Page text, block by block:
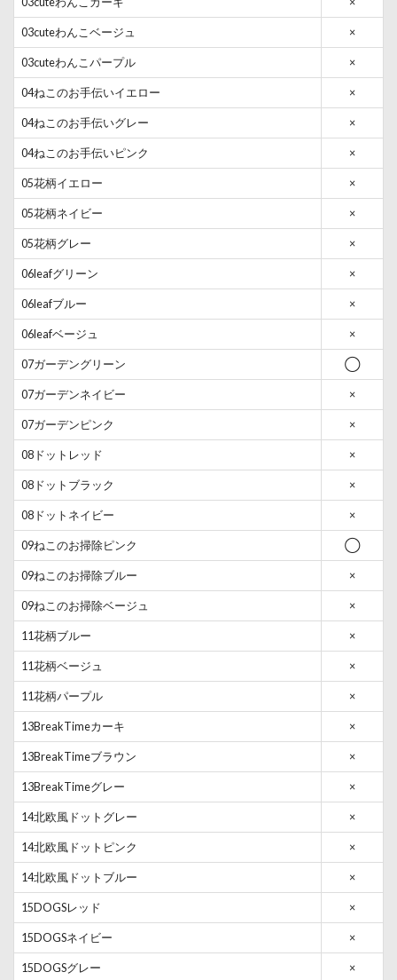
03cuteわんこベージュ ×
03cuteわんこパープル ×
04ねこのお手伝いイエロー ×
04ねこのお手伝いグレー ×
04ねこのお手伝いピンク ×
05花柄イエロー ×
05花柄ネイビー ×
05花柄グレー ×
06leafグリーン ×
06leafブルー ×
06leafベージュ ×
07ガーデングリーン ◯
07ガーデンネイビー ×
07ガーデンピンク ×
08ドットレッド ×
08ドットブラック ×
08ドットネイビー ×
09ねこのお掃除ピンク ◯
09ねこのお掃除ブルー ×
09ねこのお掃除ベージュ ×
11花柄ブルー ×
11花柄ベージュ ×
11花柄パープル ×
13BreakTimeカーキ ×
13BreakTimeブラウン ×
13BreakTimeグレー ×
14北欧風ドットグレー ×
14北欧風ドットピンク ×
14北欧風ドットブルー ×
15DOGSレッド ×
15DOGSネイビー ×
15DOGSグレー ×